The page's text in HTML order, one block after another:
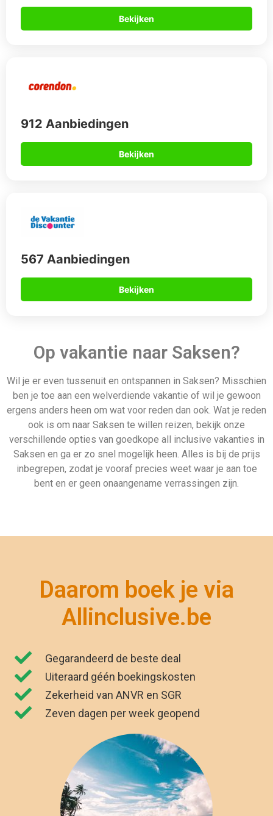
Bekijken
912 Aanbiedingen
Bekijken
567 Aanbiedingen
Bekijken
Op vakantie naar Saksen?
Wil je er even tussenuit en ontspannen in Saksen? Misschien
ben je toe aan een welverdiende vakantie of wil je gewoon
ergens anders heen om wat voor reden dan ook. Wat je reden
ook is om naar Saksen te willen reizen, bekijk onze
verschillende opties van goedkope all inclusive vakanties in
Saksen en ga er zo snel mogelijk heen. Alles is bij de prijs
inbegrepen, zodat je vooraf precies weet waar je aan toe
bent en er geen onaangename verrassingen zijn.
Daarom boek je via
Allinclusive.be
Gegarandeerd de beste deal
Uiteraard géén boekingskosten
Zekerheid van ANVR en SGR
Zeven dagen per week geopend